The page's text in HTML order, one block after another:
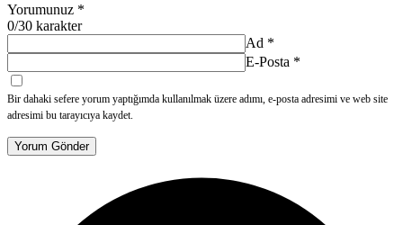
Yorumunuz *
0/30 karakter
Ad *
E-Posta *
Bir dahaki sefere yorum yaptığımda kullanılmak üzere adımı, e-posta adresimi ve web site
adresimi bu tarayıcıya kaydet.
Yorum Gönder